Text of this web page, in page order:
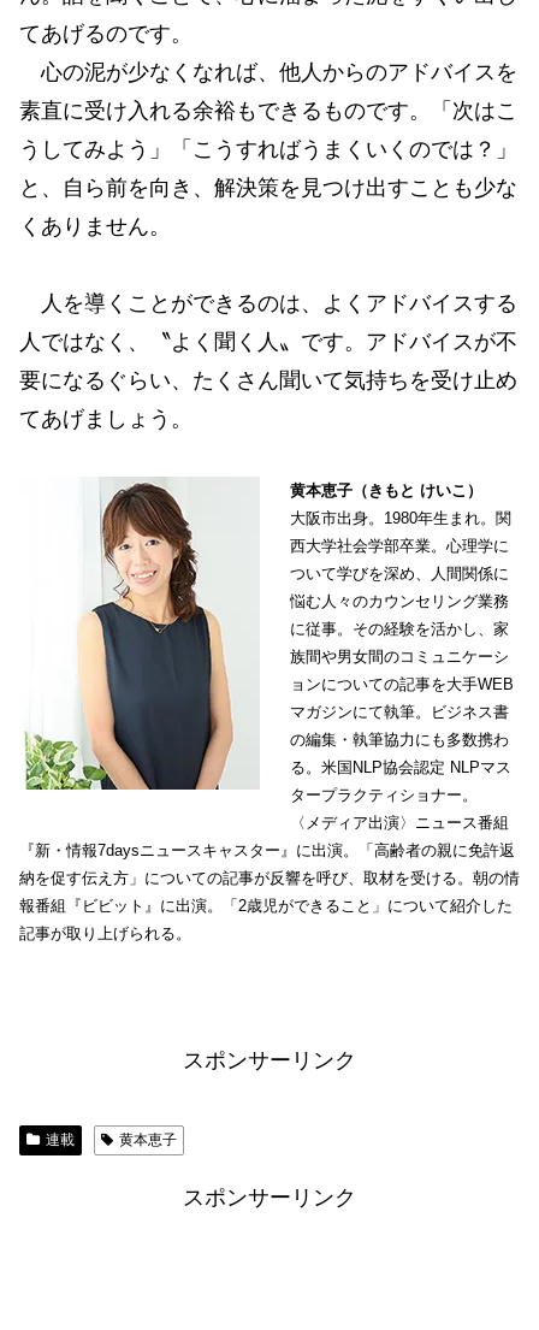
てあげるのです。
心の泥が少なくなれば、他人からのアドバイスを
素直に受け入れる余裕もできるものです。「次はこ
うしてみよう」「こうすればうまくいくのでは？」
と、自ら前を向き、解決策を見つけ出すことも少な
くありません。
人を導くことができるのは、よくアドバイスする
人ではなく、〝よく聞く人〟です。アドバイスが不
要になるぐらい、たくさん聞いて気持ちを受け止め
てあげましょう。
黄本恵子（きもと けいこ）
大阪市出身。1980年生まれ。関
西大学社会学部卒業。心理学に
ついて学びを深め、人間関係に
悩む人々のカウンセリング業務
に従事。その経験を活かし、家
族間や男女間のコミュニケーシ
ョンについての記事を大手WEB
マガジンにて執筆。ビジネス書
の編集・執筆協力にも多数携わ
る。米国NLP協会認定 NLPマス
タープラクティショナー。
〈メディア出演〉ニュース番組
『新・情報7daysニュースキャスター』に出演。「高齢者の親に免許返
納を促す伝え方」についての記事が反響を呼び、取材を受ける。朝の情
報番組『ビビット』に出演。「2歳児ができること」について紹介した
記事が取り上げられる。
スポンサーリンク
連載 黄本恵子
スポンサーリンク